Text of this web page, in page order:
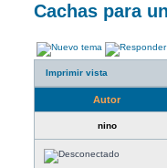
Cachas para
Imprimir vista
Autor
nino